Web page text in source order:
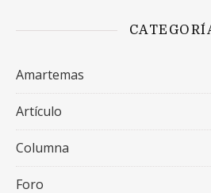
Amartemas
Artículo
Columna
Foro